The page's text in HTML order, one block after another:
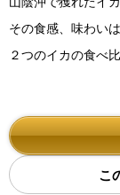
その食感、味わい
２つのイカの食べ
こ